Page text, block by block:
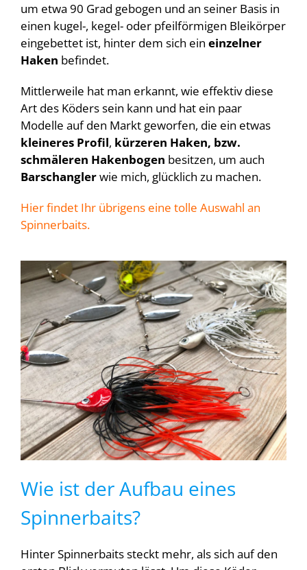
um etwa 90 Grad gebogen und an seiner Basis in
einen kugel-, kegel- oder pfeilförmigen Bleikörper
eingebettet ist, hinter dem sich ein einzelner
Haken befindet.
Mittlerweile hat man erkannt, wie effektiv diese
Art des Köders sein kann und hat ein paar
Modelle auf den Markt geworfen, die ein etwas
kleineres Profil, kürzeren Haken, bzw.
schmäleren Hakenbogen besitzen, um auch
Barschanglerwie mich, glücklich zu machen.
Hier findet Ihr übrigens eine tolle Auswahl an
Spinnerbaits.
Wie ist der Aufbau eines
Spinnerbaits?
Hinter Spinnerbaits steckt mehr, als sich auf den